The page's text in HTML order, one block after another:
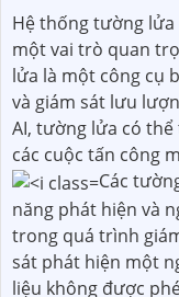
Hệ thống tường lửa
một vai trò quan
lửa là một công cụ
và giám sát lưu
AI, tường lửa có
các cuộc tấn công
Các
năng phát hiện và
trong quá trình
sát phát hiện một
liệu không được